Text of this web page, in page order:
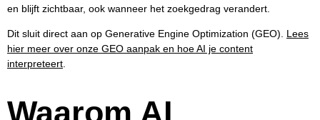
en blijft zichtbaar, ook wanneer het zoekgedrag verandert.
Dit sluit direct aan op Generative Engine Optimization (GEO). Lees
hier meer over onze GEO aanpak en hoe AI je content
interpreteert.
Waarom AI